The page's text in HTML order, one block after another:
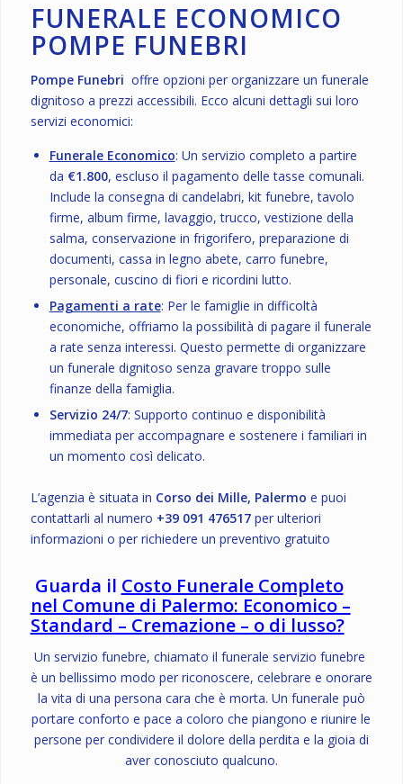
FUNERALE ECONOMICO
POMPE FUNEBRI
Pompe Funebri offre opzioni per organizzare un funerale
dignitoso a prezzi accessibili. Ecco alcuni dettagli sui loro
servizi economici:
Funerale Economico: Un servizio completo a partire
da €1.800, escluso il pagamento delle tasse comunali.
Include la consegna di candelabri, kit funebre, tavolo
firme, album firme, lavaggio, trucco, vestizione della
salma, conservazione in frigorifero, preparazione di
documenti, cassa in legno abete, carro funebre,
personale, cuscino di fiori e ricordini lutto.
Pagamenti a rate: Per le famiglie in difficoltà
economiche, offriamo la possibilità di pagare il funerale
a rate senza interessi. Questo permette di organizzare
un funerale dignitoso senza gravare troppo sulle
finanze della famiglia.
Servizio 24/7: Supporto continuo e disponibilità
immediata per accompagnare e sostenere i familiari in
un momento così delicato.
L’agenzia è situata in Corso dei Mille, Palermo e puoi
contattarli al numero +39 091 476517per ulteriori
informazioni o per richiedere un preventivo gratuito
Guarda il Costo Funerale Completo
nel Comune di Palermo: Economico –
Standard – Cremazione – o di lusso?
Un servizio funebre, chiamato il funerale servizio funebre
è un bellissimo modo per riconoscere, celebrare e onorare
la vita di una persona cara che è morta. Un funerale può
portare conforto e pace a coloro che piangono e riunire le
persone per condividere il dolore della perdita e la gioia di
aver conosciuto qualcuno.